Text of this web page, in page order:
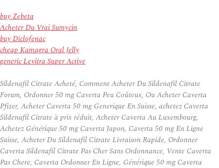
buy Zebeta
Acheter Du Vrai Sumycin
buy Diclofenac
cheap Kamagra Oral Jelly
generic Levitra Super Active
Sildenafil Citrate Acheté, Comment Acheter Du Sildenafil Citrate
Forum, Ordonner 50 mg Caverta Peu Coûteux, Ou Acheter Caverta
Pfizer, Acheter Caverta 50 mg Generique En Suisse, achetez Caverta
Sildenafil Citrate à prix réduit, Acheter Caverta Au Luxembourg,
Achetez Générique 50 mg Caverta Japon, Caverta 50 mg En Ligne
Suisse, Acheter Du Sildenafil Citrate Livraison Rapide, Ordonner
Caverta Sildenafil Citrate Pas Cher Sans Ordonnance, Vente Caverta
Pas Chere, Caverta Ordonner En Ligne, Générique 50 mg Caverta